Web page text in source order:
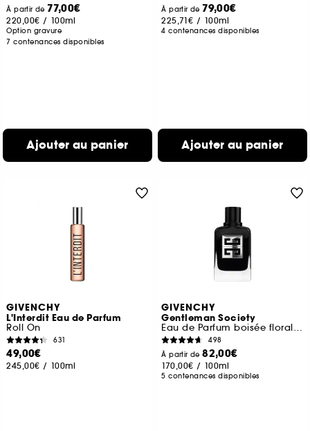
À partir de 77,00€
220,00€ / 100ml
Option gravure
7 contenances disponibles
Ajouter au panier
À partir de 79,00€
225,71€ / 100ml
4 contenances disponibles
Ajouter au panier
GIVENCHY
L'Interdit Eau de Parfum
Roll On
631
49,00€
245,00€ / 100ml
GIVENCHY
Gentleman Society
Eau de Parfum boisée florale aromatique pour homme
498
À partir de82,00€
170,00€ / 100ml
5 contenances disponibles